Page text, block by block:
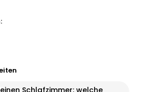
Schlafzimmer: welche